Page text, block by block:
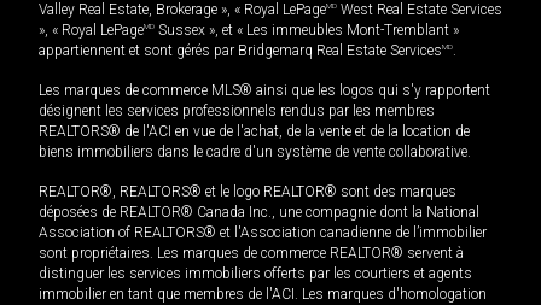
Valley Real Estate, Brokerage », « Royal LePageMD West Real Estate Services
», « Royal LePageMD Sussex », et « Les immeubles Mont-Tremblant »
appartiennent et sont gérés par Bridgemarq Real Estate ServicesMD.
Les marques de commerce MLS® ainsi que les logos qui s'y rapportent
désignent les services professionnels rendus par les membres
REALTORS® de l'ACI en vue de l'achat, de la vente et de la location de
biens immobiliers dans le cadre d'un système de vente collaborative.
REALTOR®, REALTORS® et le logo REALTOR® sont des marques
déposées de REALTOR® Canada Inc., une compagnie dont la National
Association of REALTORS® et l'Association canadienne de l’immobilier
sont propriétaires. Les marques de commerce REALTOR® servent à
distinguer les services immobiliers offerts par les courtiers et agents
immobilier en tant que membres de l'ACI. Les marques d'homologation